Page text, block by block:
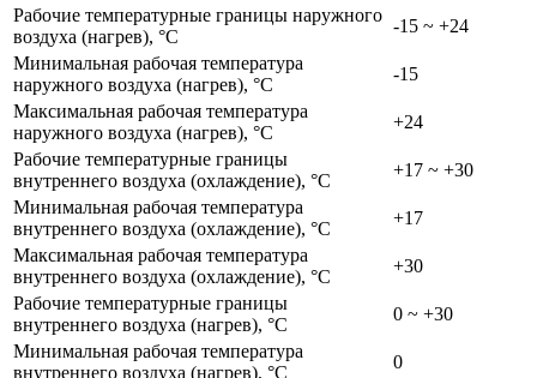
Рабочие температурные границы наружного
воздуха (нагрев), °C
-15 ~ +24
Минимальная рабочая температура
наружного воздуха (нагрев), °C
-15
Максимальная рабочая температура
наружного воздуха (нагрев), °C
+24
Рабочие температурные границы
внутреннего воздуха (охлаждение), °C
+17 ~ +30
Минимальная рабочая температура
внутреннего воздуха (охлаждение), °C
+17
Максимальная рабочая температура
внутреннего воздуха (охлаждение), °C
+30
Рабочие температурные границы
внутреннего воздуха (нагрев), °C
0 ~ +30
Минимальная рабочая температура
внутреннего воздуха (нагрев), °C
0